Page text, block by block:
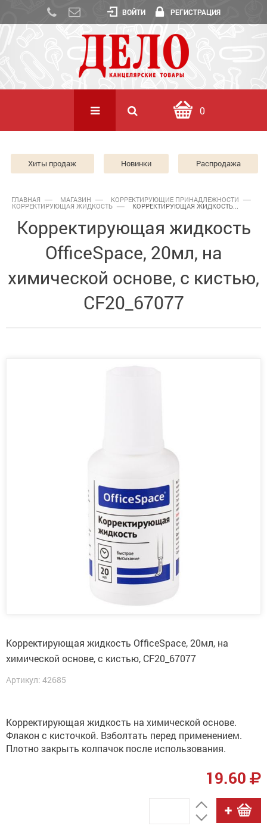
ВОЙТИ РЕГИСТРАЦИЯ
0
Хиты продаж Новинки Распродажа
ГЛАВНАЯ МАГАЗИН КОРРЕКТИРУЮЩИЕ ПРИНАДЛЕЖНОСТИ
КОРРЕКТИРУЮЩАЯ ЖИДКОСТЬ КОРРЕКТИРУЮЩАЯ ЖИДКОСТЬ...
Корректирующая жидкость
OfficeSpace, 20мл, на
химической основе, с кистью,
CF20_67077
Корректирующая жидкость OfficeSpace, 20мл, на
химической основе, с кистью, CF20_67077
Артикул: 42685
Корректирующая жидкость на химической основе.
Флакон с кисточкой. Взболтать перед применением.
Плотно закрыть колпачок после использования.
19.60